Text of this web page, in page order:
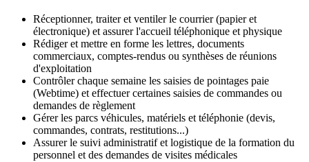
Réceptionner, traiter et ventiler le courrier (papier et
électronique) et assurer l'accueil téléphonique et physique
Rédiger et mettre en forme les lettres, documents
commerciaux, comptes-rendus ou synthèses de réunions
d'exploitation
Contrôler chaque semaine les saisies de pointages paie
(Webtime) et effectuer certaines saisies de commandes ou
demandes de règlement
Gérer les parcs véhicules, matériels et téléphonie (devis,
commandes, contrats, restitutions...)
Assurer le suivi administratif et logistique de la formation du
personnel et des demandes de visites médicales